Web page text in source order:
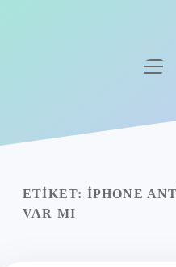
Yasal Uyarı
ETIKET: IPHONE
VAR MI